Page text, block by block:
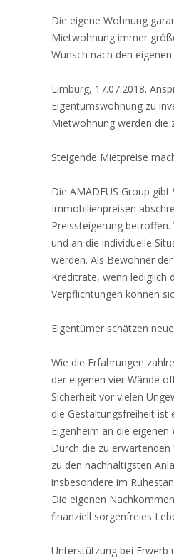
Die eigene Wohnung
Mietwohnung immer
Wunsch nach den
Limburg, 17.07.2018.
Eigentumswohnung zu
Mietwohnung werden die
Steigende Mietpreise
Die AMADEUS Group
Immobilienpreisen
Preissteigerung
und an die individuelle
werden. Als Bewohner
Kreditrate, wenn lediglich
Verpflichtungen können
Eigentümer schätzen
Wie die Erfahrungen
der eigenen vier Wände
Sicherheit vor vielen
die Gestaltungsfreiheit ist
Eigenheim an die eigenen
Durch die zu
zu den nachhaltigsten
insbesondere im
Die eigenen
finanziell sorgenfreies
Unterstützung bei Erwerb